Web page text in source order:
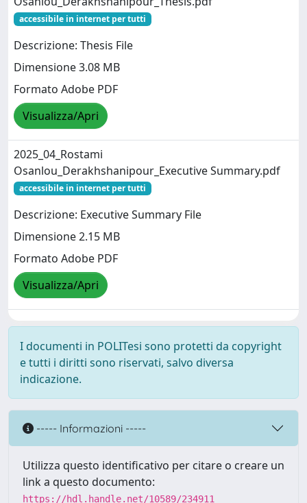
accessibile in internet per tutti
Descrizione: Thesis File
Dimensione 3.08 MB
Formato Adobe PDF
Visualizza/Apri
2025_04_Rostami
Osanlou_Derakhshanipour_Executive Summary.pdf
accessibile in internet per tutti
Descrizione: Executive Summary File
Dimensione 2.15 MB
Formato Adobe PDF
Visualizza/Apri
I documenti in POLITesi sono protetti da copyright
e tutti i diritti sono riservati, salvo diversa
indicazione.
----- Informazioni -----
Utilizza questo identificativo per citare o creare un
link a questo documento:
https://hdl.handle.net/10589/234911